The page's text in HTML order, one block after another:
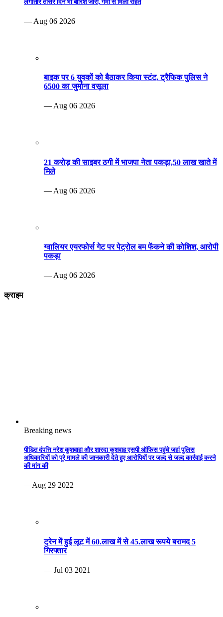
लगातार तीसरे दिन भी बारिश जारी, गर्मी से मिली राहत
— Aug 06 2026
बाइक पर 6 युवकों को बैठाकर किया स्टंट, ट्रैफिक पुलिस ने
6500 का जुर्माना वसूला
— Aug 06 2026
21 करोड़ की साइबर ठगी में भाजपा नेता पकड़ा,50 लाख खाते में
मिले
— Aug 06 2026
ग्वालियर एयरफोर्स गेट पर पेट्रोल बम फेंकने की कोशिश, आरोपी
पकड़ा
— Aug 06 2026
क्राइम
Breaking news
पीड़ित दंपत्ति नरेश कुशवाहा और शारदा कुशवाह एसपी ऑफिस पहुंचे जहां पुलिस
अधिकारियों को पूरे मामले की जानकारी देते हुए आरोपियों पर जल्द से जल्द कार्रवाई करने
की मांग की
—Aug 29 2022
ट्रेन में हुई लूट में 60.लाख में से 45.लाख रूपये बरामद 5
गिरफ्तार
— Jul 03 2021